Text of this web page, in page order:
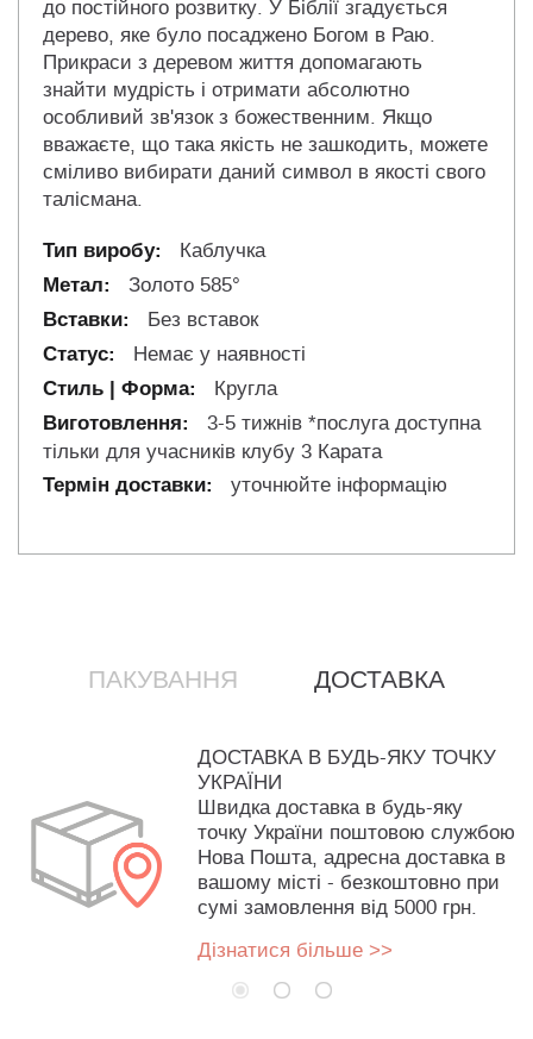
до постійного розвитку. У Біблії згадується
дерево, яке було посаджено Богом в Раю.
Прикраси з деревом життя допомагають
знайти мудрість і отримати абсолютно
особливий зв'язок з божественним. Якщо
вважаєте, що така якість не зашкодить, можете
сміливо вибирати даний символ в якості свого
талісмана.
Каблучка
Золото 585°
Без вставок
Немає у наявності
Кругла
3-5 тижнів *послуга доступна
тільки для учасників клубу 3 Карата
уточнюйте інформацію
ПАКУВАННЯ ДОСТАВКА
ДОСТАВКА В БУДЬ-ЯКУ ТОЧКУ
УКРАЇНИ
Швидка доставка в будь-яку
точку України поштовою службою
Нова Пошта, адресна доставка в
вашому місті - безкоштовно при
сумі замовлення від 5000 грн.
Дізнатися більше >>